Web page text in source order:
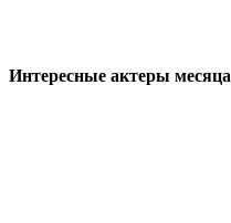
Интересные актеры месяца